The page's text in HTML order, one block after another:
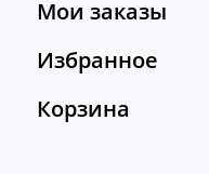
Мои заказы
Избранное
Корзина